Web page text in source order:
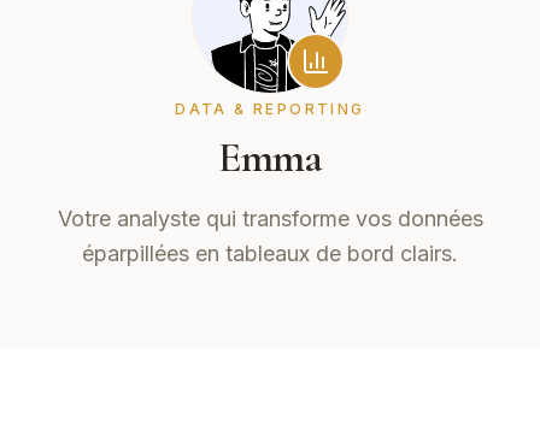
DATA & REPORTING
Emma
Votre analyste qui transforme vos données
éparpillées en tableaux de bord clairs.